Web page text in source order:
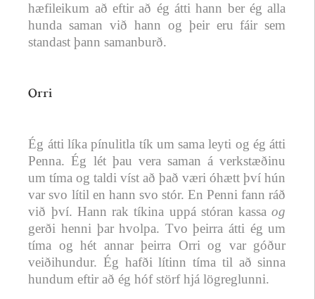
hæfileikum að eftir að ég átti hann ber ég alla
hunda saman við hann og þeir eru fáir sem
standast þann samanburð.
Orri
Ég átti líka pínulitla tík um sama leyti og ég átti
Penna. Ég lét þau vera saman á verkstæðinu
um tíma og taldi víst að það væri óhætt því hún
var svo lítil en hann svo stór. En Penni fann ráð
við því. Hann rak tíkina uppá stóran kassaog
gerði henni þar hvolpa. Tvo þeirra átti ég um
tíma og hét annar þeirra Orri og var góður
veiðihundur. Ég hafði lítinn tíma til að sinna
hundum eftir að ég hóf störf hjá lögreglunni.